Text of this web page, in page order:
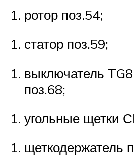
ротор поз.54;
статор поз.59;
выключатель
поз.68;
угольные щетки
щеткодержатель